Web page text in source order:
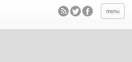
menu